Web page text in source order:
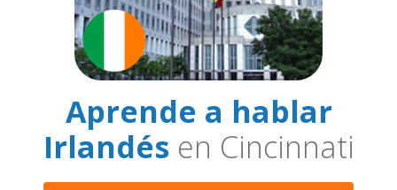
Aprende a hablar
Irlandésen Cincinnati